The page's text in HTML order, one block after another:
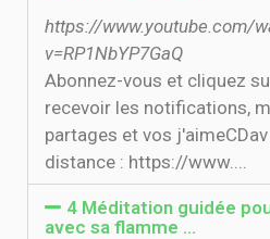
https://www.youtube.com/
v=RP1NbYP7GaQ
Abonnez-vous et cliquez
recevoir les notifications,
partages et vos
distance : https://www....
4 Méditation guidée
avec sa flamme …